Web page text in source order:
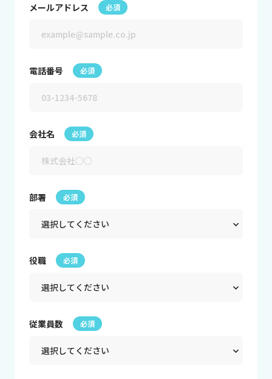
メールアドレス 必須
電話番号 必須
会社名 必須
部署 必須
役職 必須
従業員数 必須